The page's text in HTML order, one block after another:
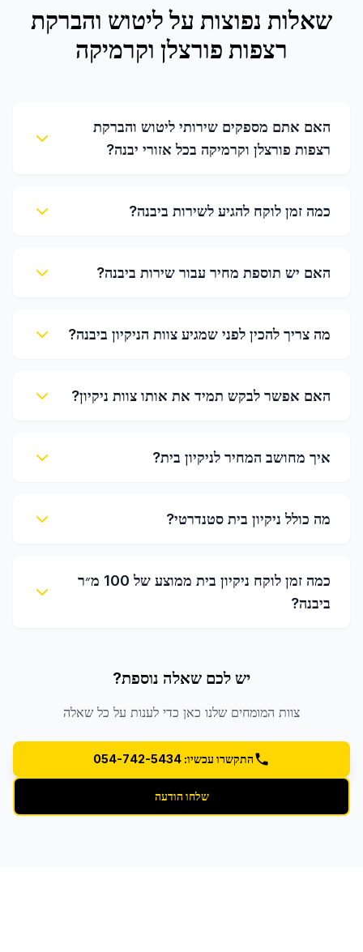
שאלות נפוצות עלליטוש והברקת
רצפות פורצלן וקרמיקה
האם אתם מספקים שירותי ליטוש והברקת
רצפות פורצלן וקרמיקה בכל אזורי יבנה?
כמה זמן לוקח להגיע לשירות ביבנה?
האם יש תוספת מחיר עבור שירות ביבנה?
מה צריך להכין לפני שמגיע צוות הניקיון ביבנה?
האם אפשר לבקש תמיד את אותו צוות ניקיון?
איך מחושב המחיר לניקיון בית?
מה כולל ניקיון בית סטנדרטי?
כמה זמן לוקח ניקיון בית ממוצע של 100 מ״ר
ביבנה?
יש לכם שאלה נוספת?
צוות המומחים שלנו כאן כדי לענות על כל שאלה
התקשרו עכשיו: 054-742-5434
שלחו הודעה